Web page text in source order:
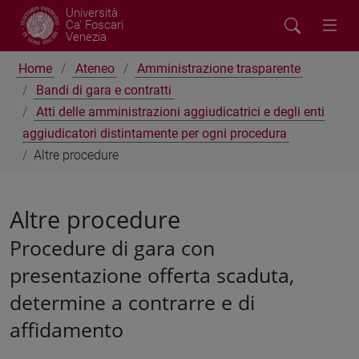
Università
Ca' Foscari
Venezia
Home Ateneo
Amministrazione trasparente
Bandi di gara e contratti
Atti delle amministrazioni aggiudicatrici e degli enti
aggiudicatori distintamente per ogni procedura
Altre procedure
Altre procedure
Procedure di gara con
presentazione offerta scaduta,
determine a contrarre e di
affidamento